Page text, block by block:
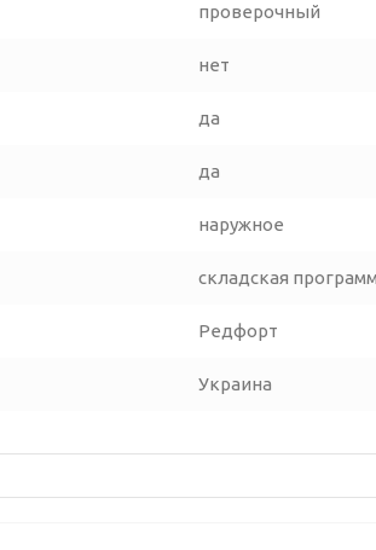
проверочный
нет
да
да
наружное
складская
Редфорт
Украина